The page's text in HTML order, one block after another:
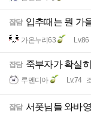
잡담 입추때는 뭔 가
가온누리63 Lv.86
잡담 죽부자가 확실
루멘디아 Lv.74
잡담 서폿님들 와바영